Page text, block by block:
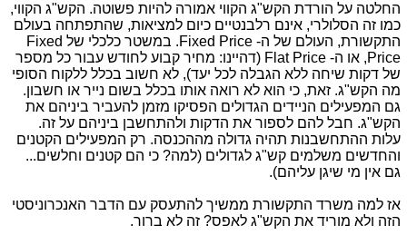
החלטה על הורדת הקש"ג הקווי אמורה להיות פשוטה. הקש"ג הקווי,
כמו זה הסלולרי, אינם רלבנטיים כיום למציאות, שהתפתחה בעולם
התקשורת, העולם של ה- Fixed Price. במשטר כלכלי של Fixed
Price, או ה- Flat Price (דהיינו: מחיר קבוע לחודש עבור כל מספר
של דקות שיחה ללא הגבלה לכל יעד), לא חשוב בכלל ללקוח הסופי
מה הקש"ג. זאת, כי הוא לא רואה אותו בכלל בשום נייר או חשבון.
גם המפעילים הניידים הגדולים הפסיקו מזמן להעביר ביניהם את
הקש"ג. חבל להם לספור את הדקות ולהתחשבן ביניהם על זה.
עלות ההתחשבנות תהיה גדולה מההכנסה. רק המפעילים הקטנים
והחדשים משלמים קש"ג לגדולים (למה? כי הם קטנים וחלשים...
גם אין מי שיגן עליהם).
אז למה משרד התקשורת ממשיך להתעסק עם הדבר האנכרוניסטי
הזה ולא מוריד את הקש"ג לאפס? זה לא ברור.